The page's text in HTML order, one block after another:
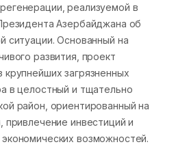
реализуемой в
Азербайджана об
ситуации. Основанный на
развития, проект
загрязненных
в целостный и тщательно
район, ориентированный на
привлечение инвестиций и
возможностей.